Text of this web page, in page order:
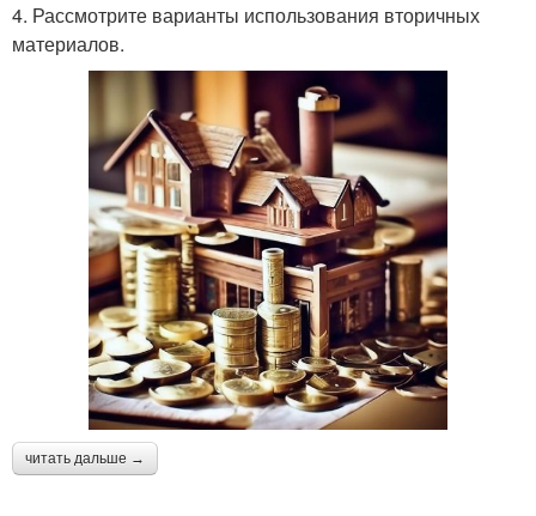
4. Рассмотрите варианты использования вторичных
материалов.
читать дальше →